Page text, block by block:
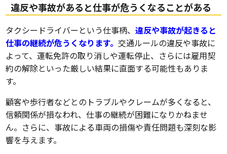
違反や事故があると仕事が危うくなることがある
タクシードライバーという仕事柄、違反や事故が起きると
仕事の継続が危うくなります。交通ルールの違反や事故に
よって、運転免許の取り消しや運転停止、さらには雇用契
約の解除といった厳しい結果に直面する可能性もありま
す。
顧客や歩行者などとのトラブルやクレームが多くなると、
信頼関係が損なわれ、仕事の継続が困難になりかねませ
ん。さらに、事故による車両の損傷や責任問題も深刻な影
響を与えます。